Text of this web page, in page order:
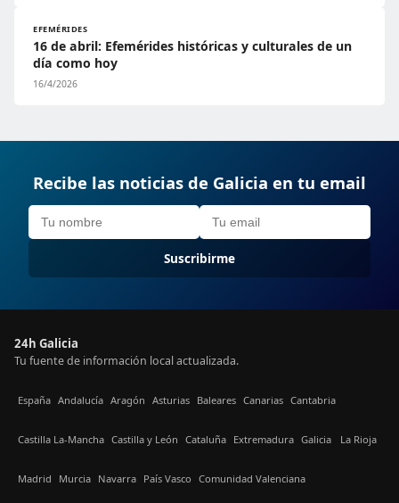
EFEMÉRIDES
16 de abril: Efemérides históricas y culturales de un
día como hoy
16/4/2026
Recibe las noticias de Galicia en tu email
Suscribirme
24h Galicia
Tu fuente de información local actualizada.
España Andalucía Aragón Asturias Baleares Canarias Cantabria
Castilla La-Mancha Castilla y León Cataluña Extremadura Galicia La Rioja
Madrid Murcia Navarra País Vasco Comunidad Valenciana